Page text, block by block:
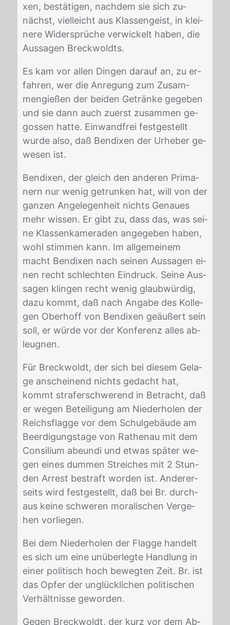
xen, be­stä­ti­gen, nach­dem sie sich zu­
nächst, viel­leicht aus Klas­sen­geist, in klei­
ne­re Wi­der­sprü­che ver­wi­ckelt ha­ben, die
Aus­sa­gen Breck­woldts.
Es kam vor al­len Din­gen dar­auf an, zu er­
fah­ren, wer die An­re­gung zum Zu­sam­
men­gie­ßen der bei­den Ge­trän­ke ge­ge­ben
und sie dann auch zu­erst zu­sam­men ge­
gos­sen hat­te. Ein­wand­frei fest­ge­stellt
wur­de also, daß Ben­di­xen der Ur­he­ber ge­
we­sen ist.
Ben­di­xen, der gleich den an­de­ren Pri­ma­
nern nur we­nig ge­trun­ken hat, will von der
gan­zen An­ge­le­gen­heit nichts Ge­nau­es
mehr wis­sen. Er gibt zu, dass das, was sei­
ne Klas­sen­ka­me­ra­den an­ge­ge­ben ha­ben,
wohl stim­men kann. Im all­ge­mei­nem
macht Ben­di­xen nach sei­nen Aus­sa­gen ei­
nen recht schlech­ten Ein­druck. Sei­ne Aus­
sa­gen klin­gen recht we­nig glaub­wür­dig,
dazu kommt, daß nach An­ga­be des Kol­le­
gen Ober­hoff von Ben­di­xen ge­äu­ßert sein
soll, er wür­de vor der Kon­fe­renz al­les ab­
leug­nen.
Für Breck­woldt, der sich bei die­sem Ge­la­
ge an­schei­nend nichts ge­dacht hat,
kommt strafer­schwe­rend in Be­tracht, daß
er we­gen Be­tei­li­gung am Nie­der­ho­len der
Reichs­flag­ge vor dem Schul­ge­bäu­de am
Be­er­di­gungs­ta­ge von Ra­then­au mit dem
Con­si­li­um abeun­di und et­was spä­ter we­
gen ei­nes dum­men Strei­ches mit 2 Stun­
den Ar­rest be­straft wor­den ist. An­de­rer­
seits wird fest­ge­stellt, daß bei Br. durch­
aus kei­ne schwe­ren mo­ra­li­schen Ver­ge­
hen vor­lie­gen.
Bei dem Nie­der­ho­len der Flag­ge han­delt
es sich um eine un­über­leg­te Hand­lung in
ei­ner po­li­tisch hoch be­weg­ten Zeit. Br. ist
das Op­fer der un­glück­li­chen po­li­ti­schen
Ver­hält­nis­se ge­wor­den.
Ge­gen Breck­woldt, der kurz vor dem Ab­